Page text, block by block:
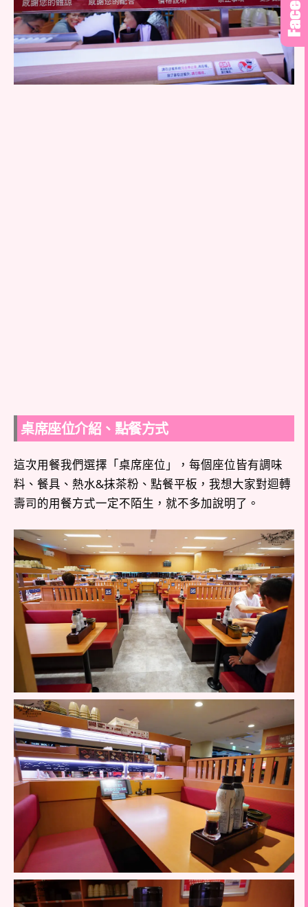
桌席座位介紹、點餐方式
這次用餐我們選擇「桌席座位」，每個座位皆有調味
料、餐具、熱水&抹茶粉、點餐平板，我想大家對迴轉
壽司的用餐方式一定不陌生，就不多加說明了。